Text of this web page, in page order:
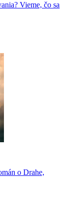
Vieme, čo sa
o Drahe,